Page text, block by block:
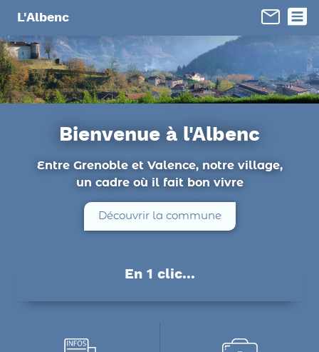
L'Albenc
Bienvenue à l'Albenc
Entre Grenoble et Valence, notre village,
un cadre où il fait bon vivre
Découvrir la commune
En 1 clic...